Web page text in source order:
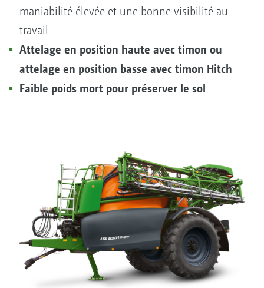
maniabilité élevée et une bonne visibilité au
travail
Attelage en position haute avec timon ou
attelage en position basse avec timon Hitch
Faible poids mort pour préserver le sol